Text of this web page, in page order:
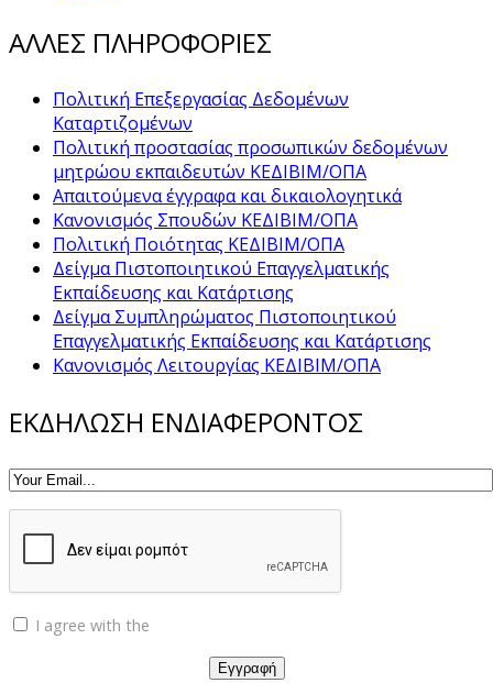
ΑΛΛΕΣ ΠΛΗΡΟΦΟΡΙΕΣ
Πολιτική Επεξεργασίας Δεδομένων
Καταρτιζομένων
Πολιτική προστασίας προσωπικών δεδομένων
μητρώου εκπαιδευτών ΚΕΔΙΒΙΜ/ΟΠΑ
Απαιτούμενα έγγραφα και δικαιολογητικά
Κανονισμός Σπουδών ΚΕΔΙΒΙΜ/ΟΠΑ
Πολιτική Ποιότητας ΚΕΔΙΒΙΜ/ΟΠΑ
Δείγμα Πιστοποιητικού Επαγγελματικής
Εκπαίδευσης και Κατάρτισης
Δείγμα Συμπληρώματος Πιστοποιητικού
Επαγγελματικής Εκπαίδευσης και Κατάρτισης
Κανονισμός Λειτουργίας ΚΕΔΙΒΙΜ/ΟΠΑ
ΕΚΔΗΛΩΣΗ ΕΝΔΙΑΦΕΡΟΝΤΟΣ
I agree with the